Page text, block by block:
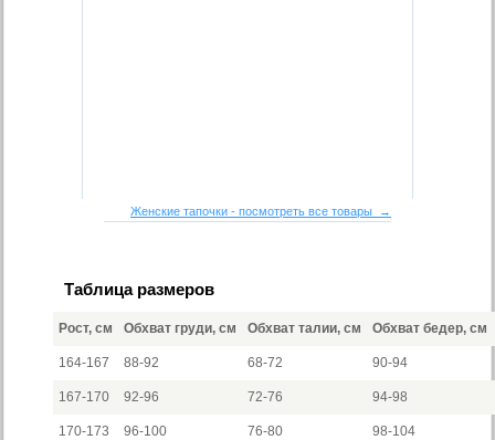
Женские тапочки - посмотреть все товары →
Таблица размеров
Рост, см Обхват груди, см Обхват талии, см Обхват бедер, см
164-167 88-92 68-72 90-94
167-170 92-96 72-76 94-98
170-173 96-100 76-80 98-104